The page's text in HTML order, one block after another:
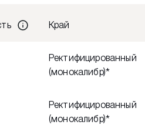
Край
Ректифицированный
(монокалибр)*
Ректифицированный
(монокалибр)*